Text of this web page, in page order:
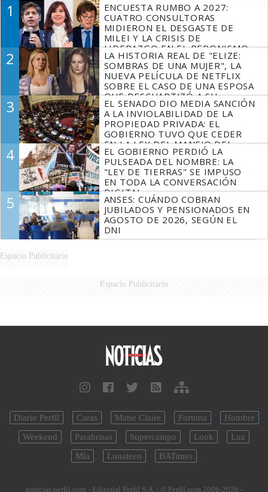
1
ENCUESTA RUMBO A 2027:
CUATRO CONSULTORAS
MIDIERON EL DESGASTE DE
MILEI Y LA CRISIS DE
LIDERAZGO EN EL PERONISMO
2
LA HISTORIA REAL DE "ELIZE:
SOMBRAS DE UNA MUJER", LA
NUEVA PELÍCULA DE NETFLIX
SOBRE EL CASO DE UNA ESPOSA
QUE DESCUARTIZÓ A SU
MARIDO
3
EL SENADO DIO MEDIA SANCIÓN
A LA INVIOLABILIDAD DE LA
PROPIEDAD PRIVADA: EL
GOBIERNO TUVO QUE CEDER
EN LA LEY DEL MANEJO DEL
FUEGO
4
EL GOBIERNO PERDIÓ LA
PULSEADA DEL NOMBRE: LA
"LEY DE TIERRAS" SE IMPUSO
EN TODA LA CONVERSACIÓN
DIGITAL
5
ANSES: CUÁNDO COBRAN
JUBILADOS Y PENSIONADOS EN
AGOSTO DE 2026, SEGÚN EL
DNI
Espacio Publicitario
Espacio Publicitario
Diario Perfil Caras Marie Claire Fortuna
Hombre
Weekend
Parabrisas Supercampo Look
Luz
Mía
Lunateen BATimes
noticias.perfil.com - Editorial Perfil S.A. | © Perfil.com 2006-2026 -